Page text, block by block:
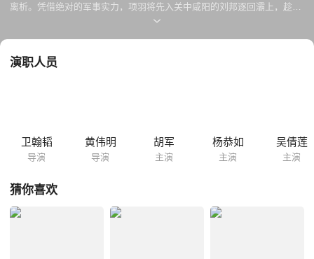
离析。凭借绝对的军事实力，项羽将先入关中咸阳的刘邦逐回灞上，趁楚
怀王远驻彭城无暇自顾分封天下，向彭城班师而来。看着项羽、虞姬英雄
已没有自己说话算数的余地，但怀王迎娶虞姬痴心不死。回到彭城，项羽
时，等待怀王的，是项羽给他下达的死期。怀王这块绊脚石被清除后，项
羽在彭城用最隆重的礼仪迎娶了心爱的女人虞姬。为挑拨虞姬和项羽的
演职人员
卫翰韬
导演
黄伟明
导演
胡军
主演
杨恭如
主演
吴倩莲
主演
猜你喜欢